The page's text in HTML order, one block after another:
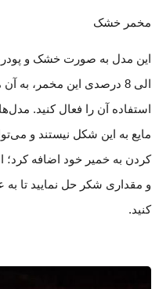
مخمر خشک
الی 8 درصدی این مخمر،
استفاده آن را فعال کنید.
مایع به این شکل نیستند و
کردن به خمیر خود اضافه کرد؛
و مقداری شکر حل نمایید تا
کنید.